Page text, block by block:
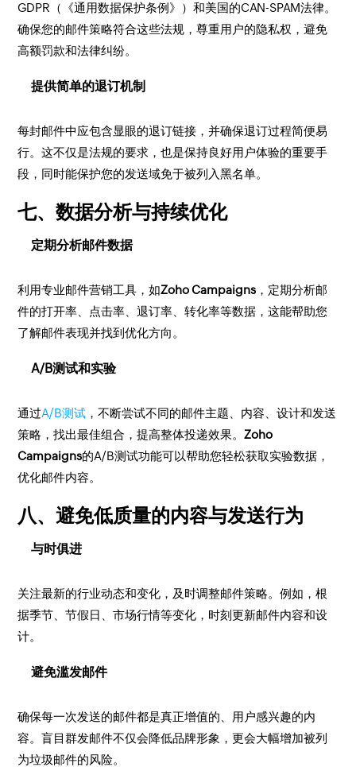
GDPR（《通用数据保护条例》）和美国的CAN-SPAM法律。
确保您的邮件策略符合这些法规，尊重用户的隐私权，避免
高额罚款和法律纠纷。
提供简单的退订机制
每封邮件中应包含显眼的退订链接，并确保退订过程简便易
行。这不仅是法规的要求，也是保持良好用户体验的重要手
段，同时能保护您的发送域免于被列入黑名单。
七、数据分析与持续优化
定期分析邮件数据
利用专业邮件营销工具，如Zoho Campaigns ，定期分析邮
件的打开率、点击率、退订率、转化率等数据，这能帮助您
了解邮件表现并找到优化方向。
A/B测试和实验
通过A/B测试 ，不断尝试不同的邮件主题、内容、设计和发送
策略，找出最佳组合，提高整体投递效果。Zoho
Campaigns的A/B测试功能可以帮助您轻松获取实验数据，
优化邮件内容。
八、避免低质量的内容与发送行为
与时俱进
关注最新的行业动态和变化，及时调整邮件策略。例如，根
据季节、节假日、市场行情等变化，时刻更新邮件内容和设
计。
避免滥发邮件
确保每一次发送的邮件都是真正增值的、用户感兴趣的内
容。盲目群发邮件不仅会降低品牌形象，更会大幅增加被列
为垃圾邮件的风险。